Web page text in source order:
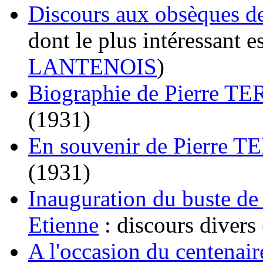
Discours aux obsèques
dont le plus intéressant
LANTENOIS)
Biographie de Pierre
(1931)
En souvenir de Pierre
(1931)
Inauguration du buste
Etienne : discours
A l'occasion du